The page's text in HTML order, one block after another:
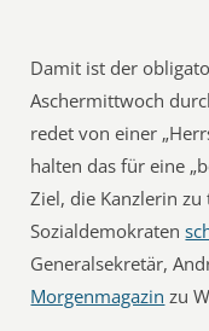
Damit ist der
Aschermittwoch
redet von einer
halten das für eine
Ziel, die Kanzlerin
Sozialdemokraten
Generalsekretär,
Morgenmagazin zu